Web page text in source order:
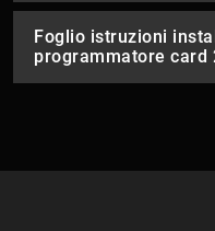
Foglio istruzioni
programmatore card